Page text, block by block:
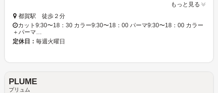
もっと見る
都賀駅 徒歩２分
カット9:30〜18：30 カラー9:30〜18：00 パーマ9:30〜18：00 カラー
＋パーマ…
定休日： 毎週火曜日
PLUME
プリュム